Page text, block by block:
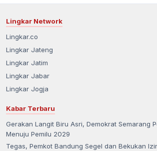
Lingkar Network
Lingkar.co
Lingkar Jateng
Lingkar Jatim
Lingkar Jabar
Lingkar Jogja
Kabar Terbaru
Gerakan Langit Biru Asri, Demokrat Semarang
Menuju Pemilu 2029
Tegas, Pemkot Bandung Segel dan Bekukan